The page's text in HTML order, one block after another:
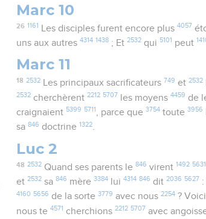
Marc 10
26 1161 Les disciples furent encore plus 4057
uns aux autres4314 1438 ; Et2532 qui 5101 peut
Marc 11
18 2532Les principaux sacrificateurs 749 et 2532
2532 cherchèrent2212 5707 les moyens4459 de
craignaient 5399 5711 , parce que3754 toute3956
sa846 doctrine1322.
Luc 2
48 2532Quand ses parents le 846 virent 1492 5631
et2532 sa846 mère3384 lui4314 846 dit2036 5627
4160 5656 de la sorte3779 avec nous2254 ?
nous te4571 cherchions2212 5707 avec